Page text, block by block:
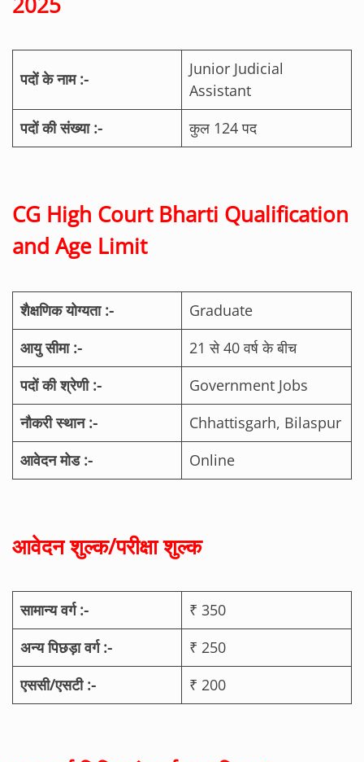
पदों के नाम :-
Junior Judicial
Assistant
पदों की संख्‍या :-
कुल 124 पद
CG High Court Bharti Qualification
and Age Limit
शैक्षणिक योग्‍यता :-
Graduate
आयु सीमा :-
21 से 40 वर्ष के बीच
पदों की श्रेणी :-
Government Jobs
नौकरी स्थान :-
Chhattisgarh, Bilaspur
आवेदन मोड :-
Online
आवेदन शुल्क/परीक्षा शुल्क
सामान्य वर्ग :-
₹ 350
अन्य पिछड़ा वर्ग :-
₹ 250
एससी/एसटी :-
₹ 200